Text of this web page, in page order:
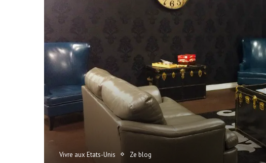
Vivre aux Etats-Unis Ze blog